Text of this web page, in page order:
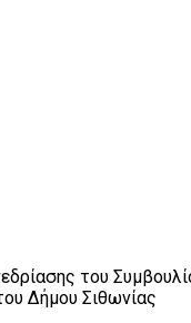
του
Δήμου Σιθωνίας